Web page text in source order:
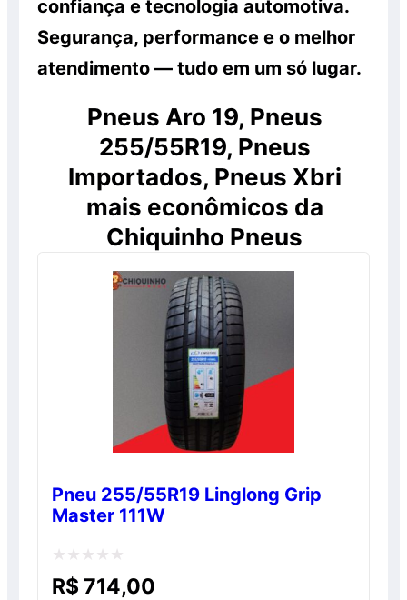
confiança e tecnologia automotiva.
Segurança, performance e o melhor
atendimento — tudo em um só lugar.
Pneus Aro 19, Pneus
255/55R19, Pneus
Importados, Pneus Xbri
mais econômicos da
Chiquinho Pneus
Pneu 255/55R19 Linglong Grip
Master 111W
Avaliação
R$ 714,00